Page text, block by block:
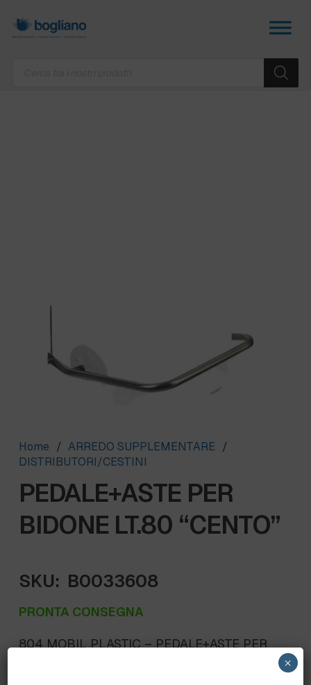
Home / ARREDO SUPPLEMENTARE /
DISTRIBUTORI/CESTINI
PEDALE+ASTE PER
BIDONE LT.80 “CENTO”
SKU: B0033608
PRONTA CONSEGNA
804 MOBIL PLASTIC – PEDALE+ASTE PER
×